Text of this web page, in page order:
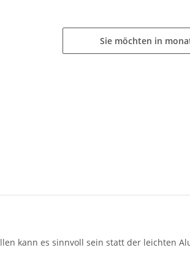
Sie möchten in
kann es sinnvoll sein statt der leichten